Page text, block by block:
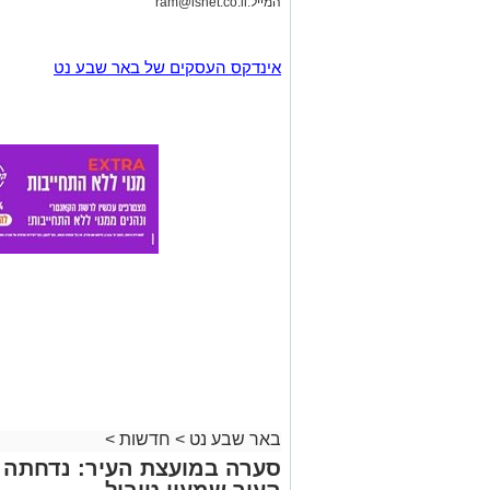
אינדקס העסקים של באר שבע נט
באר שבע נט > חדשות >
סערה במועצת העיר: